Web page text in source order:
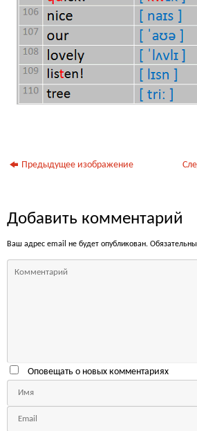
Предыдущее изображение
Добавить комментарий
Ваш адрес email не будет опубликован.
Оповещать о новых комментариях